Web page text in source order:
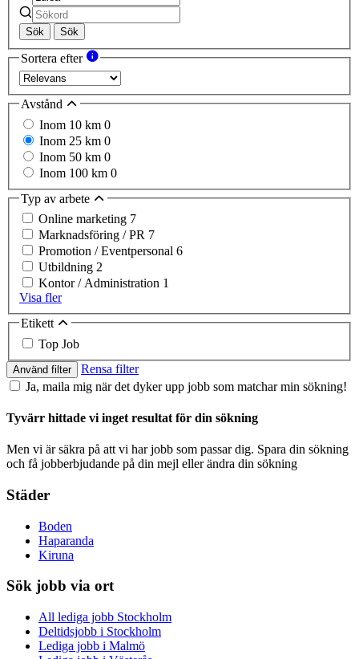
Sök Sök
Sortera efter
Avstånd
Inom 10 km 0
Inom 25 km 0
Inom 50 km 0
Inom 100 km 0
Typ av arbete
Online marketing 7
Marknadsföring / PR 7
Promotion / Eventpersonal 6
Utbildning 2
Kontor / Administration 1
Visa fler
Etikett
Top Job
Använd filter
Rensa filter
Ja, maila mig när det dyker upp jobb som matchar min sökning!
Tyvärr hittade vi inget resultat för din sökning
Men vi är säkra på att vi har jobb som passar dig. Spara din sökning
och få jobberbjudande på din mejl eller ändra din sökning
Städer
Boden
Haparanda
Kiruna
Sök jobb via ort
All lediga jobb Stockholm
Deltidsjobb i Stockholm
Lediga jobb i Malmö